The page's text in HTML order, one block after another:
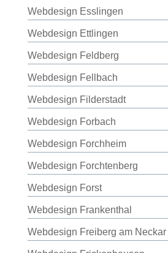
Webdesign Esslingen
Webdesign Ettlingen
Webdesign Feldberg
Webdesign Fellbach
Webdesign Filderstadt
Webdesign Forbach
Webdesign Forchheim
Webdesign Forchtenberg
Webdesign Forst
Webdesign Frankenthal
Webdesign Freiberg am Neckar